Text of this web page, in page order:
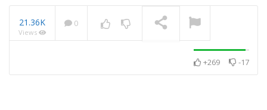
品嚐幸福・發現美的眼
21.36K
Views
0
+269 -17